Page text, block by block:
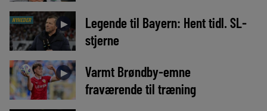
NYHEDER ►
Legende til Bayern: Hent tidl. SL-
stjerne
►
Varmt Brøndby-emne
fraværende til træning